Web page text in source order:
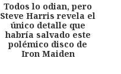
Todos lo odian, pero
Steve Harris revela el
único detalle que
habría salvado este
polémico disco de
Iron Maiden